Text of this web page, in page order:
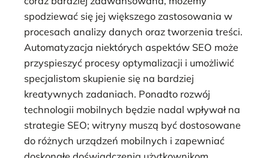
spodziewać się jej większego zastosowania w
procesach analizy danych oraz tworzenia treści.
Automatyzacja niektórych aspektów SEO może
przyspieszyć procesy optymalizacji i umożliwić
specjalistom skupienie się na bardziej
kreatywnych zadaniach. Ponadto rozwój
technologii mobilnych będzie nadal wpływał na
strategie SEO; witryny muszą być dostosowane
do różnych urządzeń mobilnych i zapewniać